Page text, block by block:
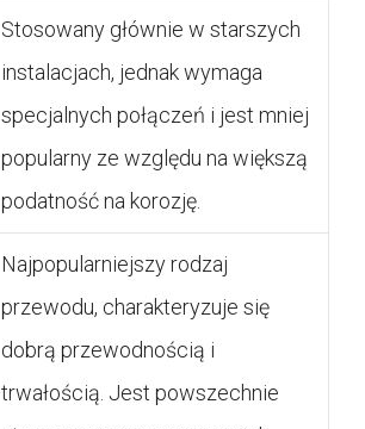
Stosowany głównie w starszych
instalacjach, jednak wymaga
specjalnych połączeń i jest mniej
popularny ze względu na większą
podatność na korozję.
Najpopularniejszy rodzaj
przewodu, charakteryzuje się
dobrą przewodnością i
trwałością. Jest powszechnie